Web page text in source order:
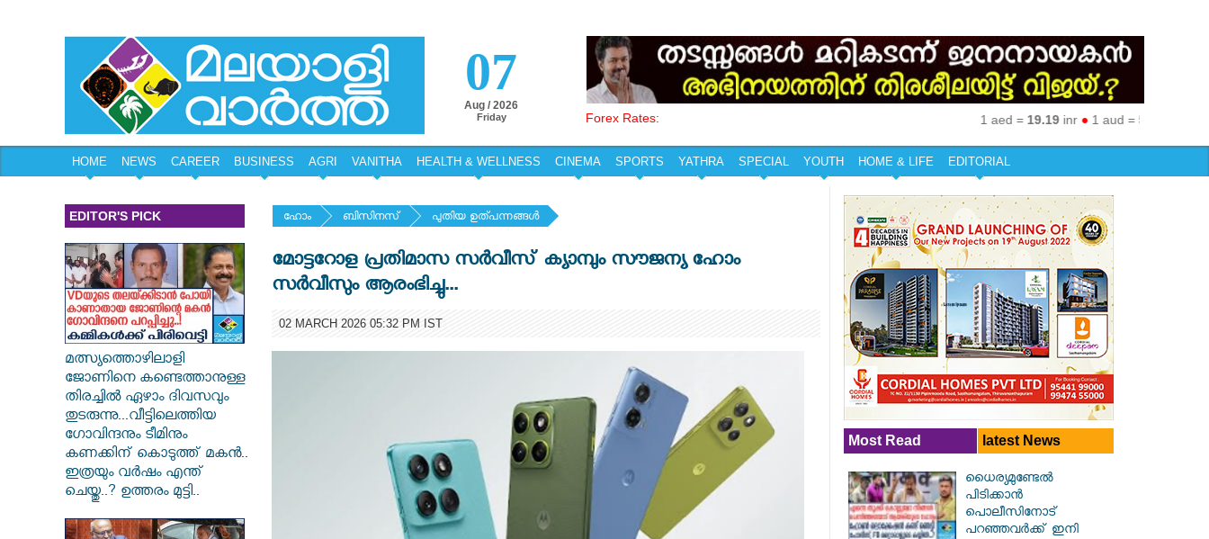
07
Aug / 2026
Friday Forex Rates: 1 aed =19.19inr● 1 aud =50.27
HOME NEWS CAREER BUSINESS AGRI VANITHA HEALTH & WELLNESS CINEMA SPORTS YATHRA SPECIAL YOUTH HOME & LIFE EDITORIAL
EDITOR'S PICK
മത്സ്യത്തൊഴിലാളി
ജോണിനെ കണ്ടെത്താനുള്ള
തിരച്ചിൽ ഏഴാം ദിവസവും
തുടരുന്നു...വീട്ടിലെത്തിയ
ഗോവിന്ദനും ടീമിനും
കണക്കിന് കൊടുത്ത് മകൻ..
ഇത്രയും വർഷം എന്ത്
ചെയ്തു..? ഉത്തരം മുട്ടി..
ഹോം ബിസിനസ് പുതിയ ഉത്പന്നങ്ങള്‍
മോട്ടറോള പ്രതിമാസ സർവീസ് ക്യാമ്പും സൗജന്യ ഹോം
സർവീസും ആരംഭിച്ചു...
02 MARCH 2026 05:32 PM IST
Most Read latest News
ധൈര്യമുണ്ടേൽ
പിടിക്കാൻ
പൊലീസിനോട്
പറഞ്ഞവർക്ക് ഇനി